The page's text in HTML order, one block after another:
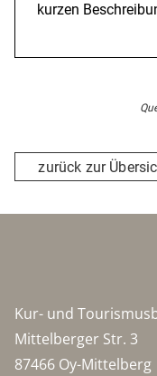
kurzen
zurück zur
Kur- und
Mittelberger Str. 3
87466 Oy-Mittelberg